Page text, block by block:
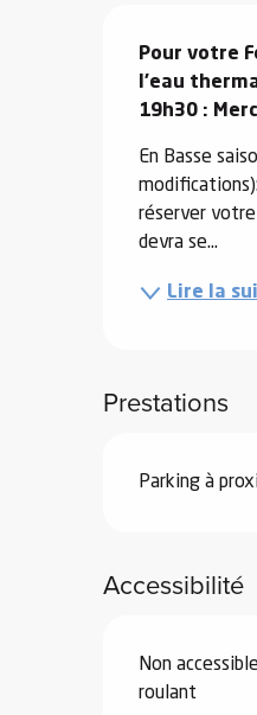
Pour votre
l'eau
19h30 :
En Basse
réserver
devra se...
Lire la
Prestations
Parking à
Accessibilité
Non
roulant